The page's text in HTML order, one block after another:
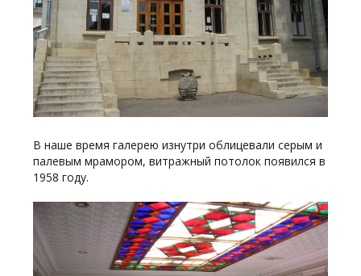
В наше время галерею изнутри облицевали серым и
палевым мрамором, витражный потолок появился в
1958 году.